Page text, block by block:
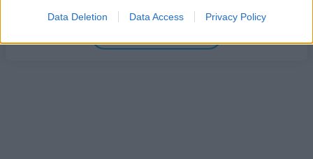
Data Deletion Data Access Privacy Policy
Δυτική Αττική: Η επόμενη ημέρα μετά τις πυρκαγιές